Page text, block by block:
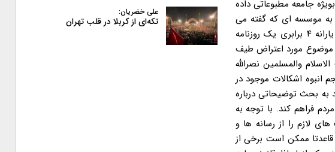
جامعه مطبوعاتی داده
نزدیک به یک میلیارد تومان یارانه به ۲ روزنامه وابسته به موسسه ای که گفته می
شود معاون مطبوعاتی وزارت ارشاد مسؤولیت مستقیمی در آن موسسه دارد؛ اعتراض ها را شدت بخشید. از سوی دیگر یارانه ۴ برابری یک روزنامه
موضوع مورد اعتراض طیف
والمسلمین نصرالله
انبوه اشکالات موجود در
به بحث توضیحاتی درباره
فراهم کند. با توجه به
لازم را از رسانه ها و
ممکن است برخی از
علی خضریان:
تکه‌ای از کربلا در قلب تهران